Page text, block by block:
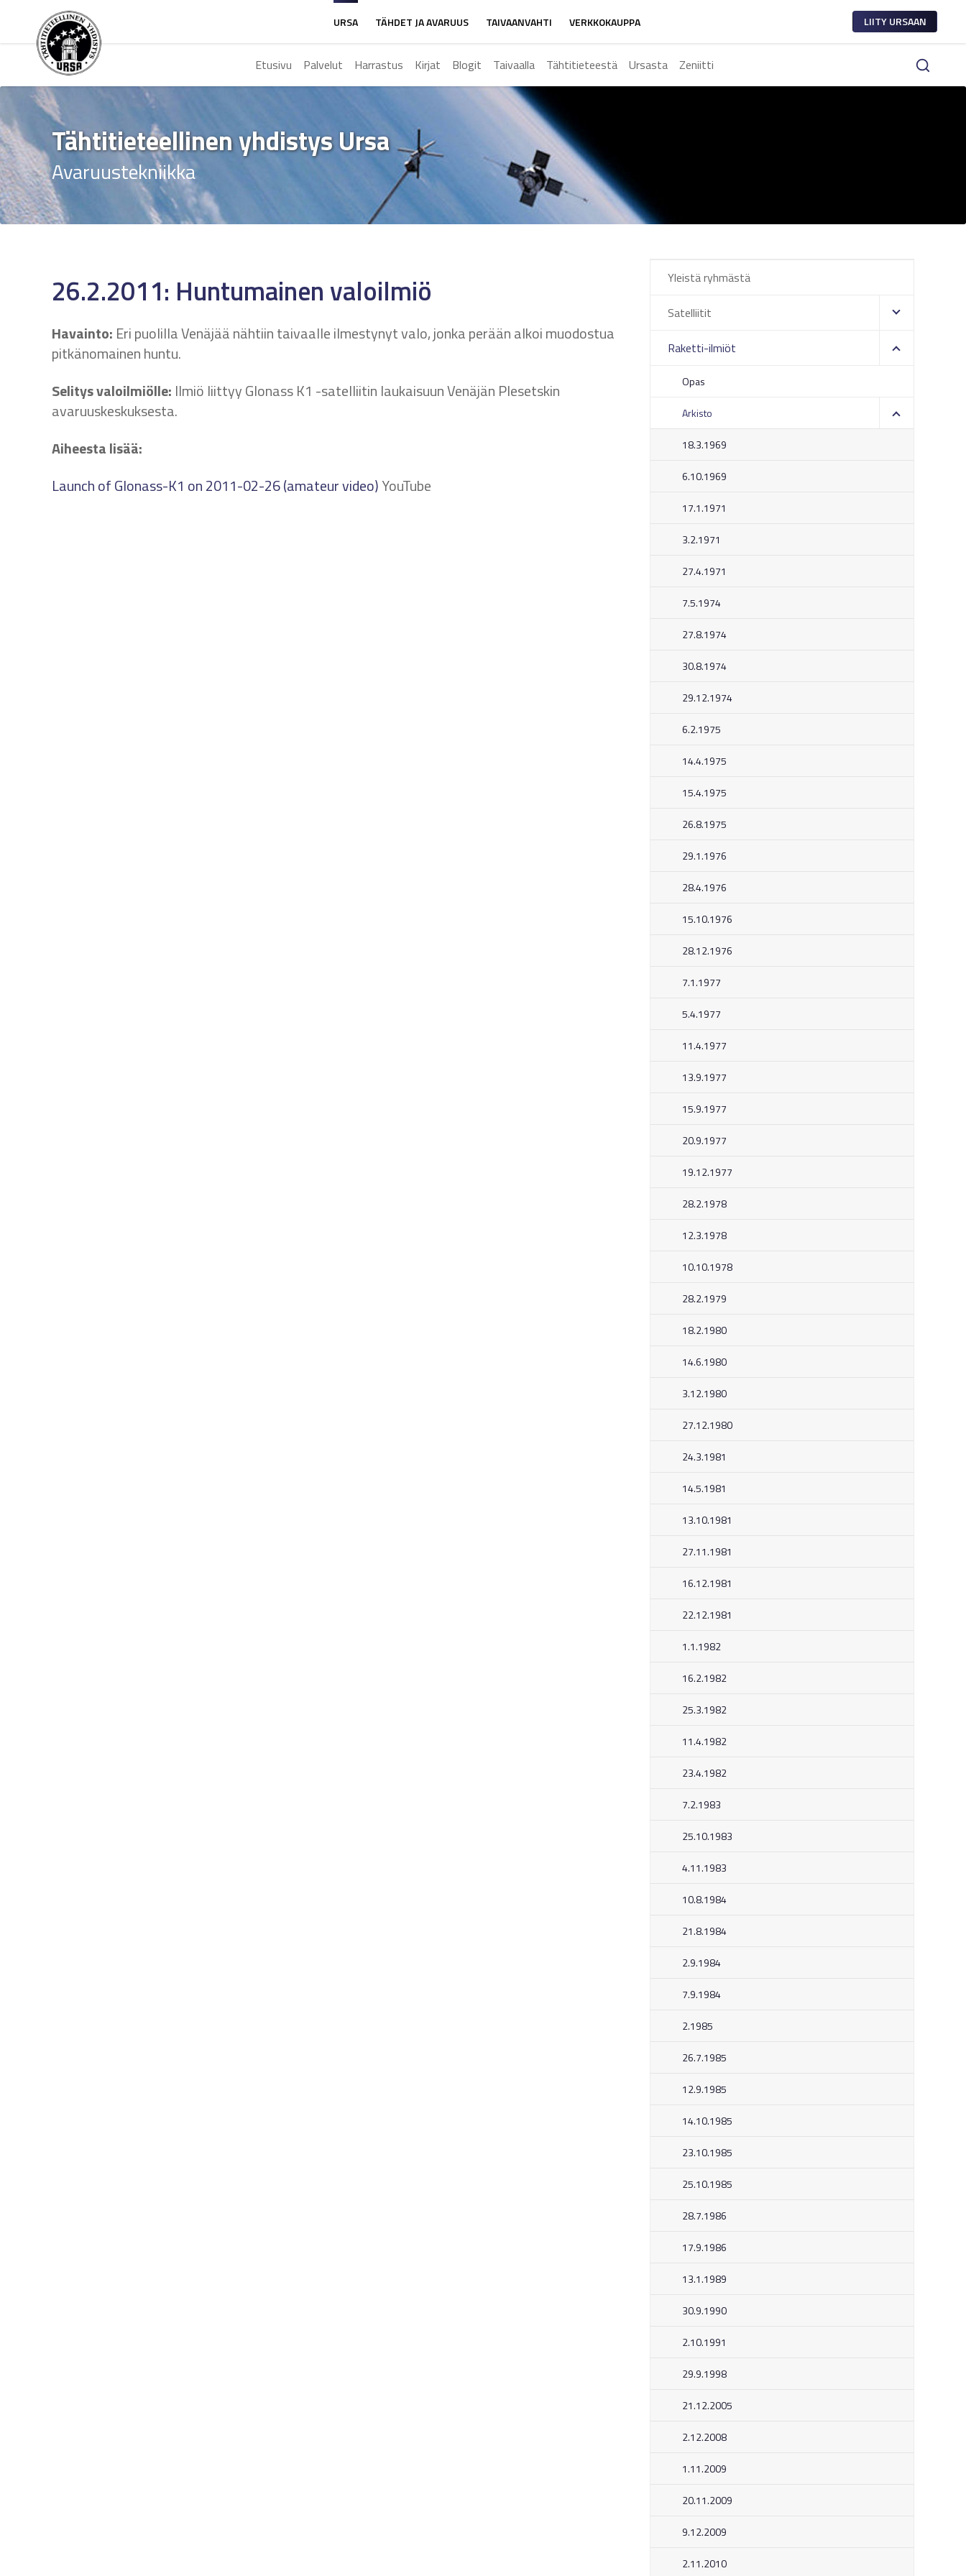
LIITY URSAAN
URSA TÄHDET JA AVARUUS TAIVAANVAHTI VERKKOKAUPPA
Etusivu Palvelut Harrastus Kirjat Blogit Taivaalla Tähtitieteestä Ursasta Zeniitti
Tähtitieteellinen yhdistys Ursa
Avaruustekniikka
26.2.2011: Huntumainen valoilmiö
Havainto: Eri puolilla Venäjää nähtiin taivaalle ilmestynyt valo, jonka perään alkoi muodostua
pitkänomainen huntu.
Selitys valoilmiölle: Ilmiö liittyy Glonass K1 -satelliitin laukaisuun Venäjän Plesetskin
avaruuskeskuksesta.
Aiheesta lisää:
Launch of Glonass-K1 on 2011-02-26 (amateur video)YouTube
Yleistä ryhmästä
Satelliitit
Raketti-ilmiöt
Opas
Arkisto
18.3.1969
6.10.1969
17.1.1971
3.2.1971
27.4.1971
7.5.1974
27.8.1974
30.8.1974
29.12.1974
6.2.1975
14.4.1975
15.4.1975
26.8.1975
29.1.1976
28.4.1976
15.10.1976
28.12.1976
7.1.1977
5.4.1977
11.4.1977
13.9.1977
15.9.1977
20.9.1977
19.12.1977
28.2.1978
12.3.1978
10.10.1978
28.2.1979
18.2.1980
14.6.1980
3.12.1980
27.12.1980
24.3.1981
14.5.1981
13.10.1981
27.11.1981
16.12.1981
22.12.1981
1.1.1982
16.2.1982
25.3.1982
11.4.1982
23.4.1982
7.2.1983
25.10.1983
4.11.1983
10.8.1984
21.8.1984
2.9.1984
7.9.1984
2.1985
26.7.1985
12.9.1985
14.10.1985
23.10.1985
25.10.1985
28.7.1986
17.9.1986
13.1.1989
30.9.1990
2.10.1991
29.9.1998
21.12.2005
2.12.2008
1.11.2009
20.11.2009
9.12.2009
2.11.2010